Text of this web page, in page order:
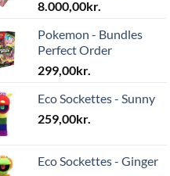
8.000,00kr.
Pokemon - Bundles
Perfect Order
299,00kr.
Eco Sockettes - Sunny
259,00kr.
Eco Sockettes - Ginger